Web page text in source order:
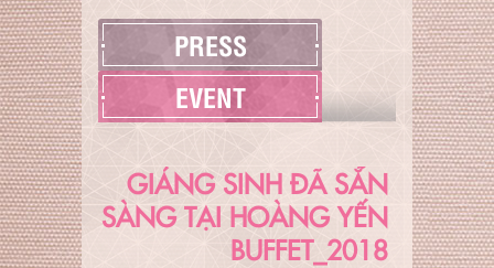
PRESS
EVENT
GIÁNG SINH ĐÃ SẴN
SÀNG TẠI HOÀNG YẾN
BUFFET_2018